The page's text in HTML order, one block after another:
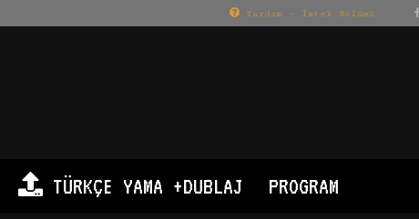
Yardım – İstek Bölümü
TÜRKÇE YAMA +DUBLAJ PROGRAM